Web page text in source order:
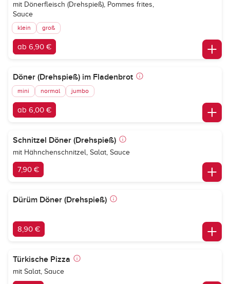
mit Dönerfleisch (Drehspieß), Pommes frites,
Sauce
klein groß
ab 6,90 €
Döner (Drehspieß) im Fladenbrot
mini normal jumbo
ab 6,00 €
Schnitzel Döner (Drehspieß)
mit Hähnchenschnitzel, Salat, Sauce
7,90 €
Dürüm Döner (Drehspieß)
8,90 €
Türkische Pizza
mit Salat, Sauce